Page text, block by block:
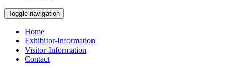
Toggle navigation
Home
Exhibitor-Information
Visitor-Information
Contact